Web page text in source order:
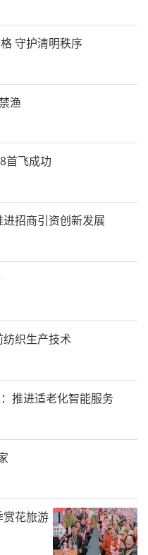
守护清明秩序
渔
首飞成功
招商引资创新发展
织生产技术
推进适老化智能服务
花旅游